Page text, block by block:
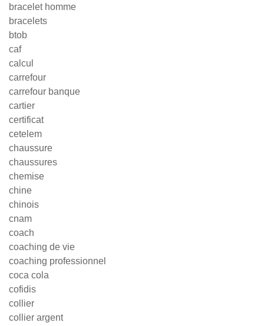
bracelet homme
bracelets
btob
caf
calcul
carrefour
carrefour banque
cartier
certificat
cetelem
chaussure
chaussures
chemise
chine
chinois
cnam
coach
coaching de vie
coaching professionnel
coca cola
cofidis
collier
collier argent